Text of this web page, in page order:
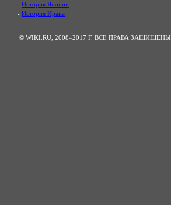
- История Японии
- История Ирана
© WIKI.RU, 2008–2017 Г. ВСЕ ПРАВА ЗАЩИЩЕНЫ.